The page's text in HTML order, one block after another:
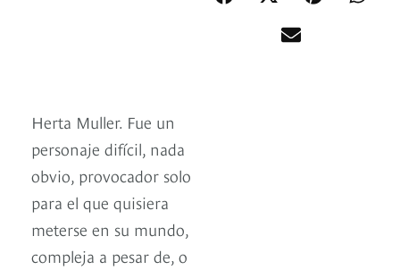
Herta Muller. Fue un
personaje difícil, nada
obvio, provocador solo
para el que quisiera
meterse en su mundo,
compleja a pesar de, o